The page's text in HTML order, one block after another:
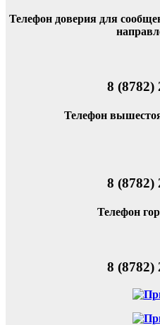
Телефон доверия для
8 (8782)
Телефон
8 (8782)
Телефон
8 (8782)